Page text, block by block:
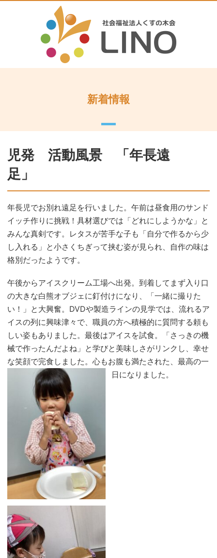
新着情報
児発 活動風景 「年長遠
足」
年長児でお別れ遠足を行いました。午前は昼食用のサンド
イッチ作りに挑戦！具材選びでは「どれにしようかな」と
みんな真剣です。レタスが苦手な子も「自分で作るから少
し入れる」と小さくちぎって挟む姿が見られ、自作の味は
格別だったようです。
午後からアイスクリーム工場へ出発。到着してまず入り口
の大きな白熊オブジェに釘付けになり、「一緒に撮りた
い！」と大興奮。DVDや製造ラインの見学では、流れるア
イスの列に興味津々で、職員の方へ積極的に質問する頼も
しい姿もありました。最後はアイスを試食。「さっきの機
械で作ったんだよね」と学びと美味しさがリンクし、幸せ
な笑顔で完食しました。心もお腹も満たされた、最高の一
日になりました。